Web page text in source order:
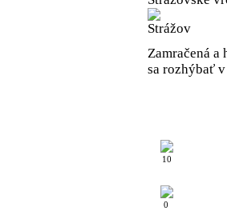
Zamračená
sa rozhýbať
10
0